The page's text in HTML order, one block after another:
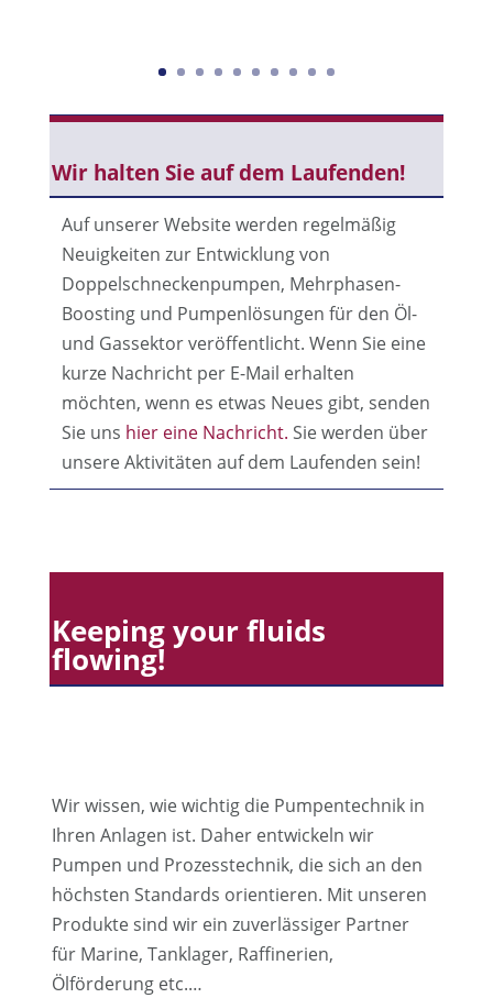
Wir halten Sie auf dem Laufenden!
Auf unserer Website werden regelmäßig
Neuigkeiten zur Entwicklung von
Doppelschneckenpumpen, Mehrphasen-
Boosting und Pumpenlösungen für den Öl-
und Gassektor veröffentlicht. Wenn Sie eine
kurze Nachricht per E-Mail erhalten
möchten, wenn es etwas Neues gibt, senden
Sie uns hier eine Nachricht. Sie werden über
unsere Aktivitäten auf dem Laufenden sein!
Keeping your fluids
flowing!
Wir wissen, wie wichtig die Pumpentechnik in
Ihren Anlagen ist. Daher entwickeln wir
Pumpen und Prozesstechnik, die sich an den
höchsten Standards orientieren. Mit unseren
Produkte sind wir ein zuverlässiger Partner
für Marine, Tanklager, Raffinerien,
Ölförderung etc.…